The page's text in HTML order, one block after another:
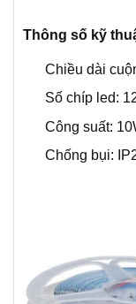
Thông số kỹ
Chiều dài
Số chíp led:
Công suất:
Chống bụi: